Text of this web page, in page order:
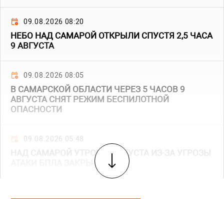
09.08.2026 08:20
НЕБО НАД САМАРОЙ ОТКРЫЛИ СПУСТЯ 2,5 ЧАСА
9 АВГУСТА
09.08.2026 08:05
В САМАРСКОЙ ОБЛАСТИ ЧЕРЕЗ 5 ЧАСОВ 9
АВГУСТА СНЯТ РЕЖИМ БЕСПИЛОТНОЙ
ОПАСНОСТИ
09.08.2026 05:48
НАД САМАРОЙ УТРОМ 9 АВГУСТА ИЗ-ЗА УГРОЗЫ
АТАКИ БПЛА ЗАКРЫЛИ НЕБО